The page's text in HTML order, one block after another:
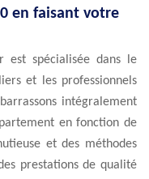
en faisant votre
est spécialisée dans le
et les professionnels
intégralement
en fonction de
et des méthodes
prestations de qualité